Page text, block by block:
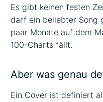
Es gibt keinen festen
darf ein beliebter Song
paar Monate auf dem
100-Charts fällt.
Aber was genau
Ein Cover ist definiert